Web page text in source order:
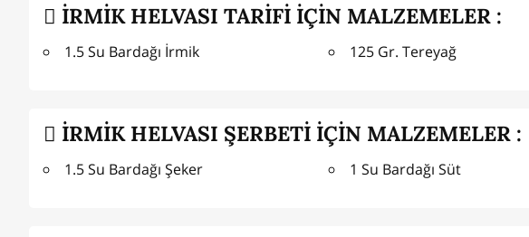
İRMİK HELVASI TARİFİ İÇİN MALZEMELER :
1.5 Su Bardağı İrmik 125 Gr. Tereyağ
İRMİK HELVASI ŞERBETİ İÇİN MALZEMELER :
1.5 Su Bardağı Şeker 1 Su Bardağı Süt